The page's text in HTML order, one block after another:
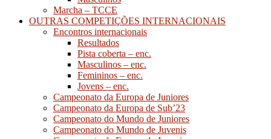
Marcha – TCCE
OUTRAS COMPETIÇÕES INTERNACIONAIS
Encontros internacionais
Resultados
Pista coberta – enc.
Masculinos – enc.
Femininos – enc.
Jovens – enc.
Campeonato da Europa de Juniores
Campeonato da Europa de Sub’23
Campeonato do Mundo de Juniores
Campeonato do Mundo de Juvenis